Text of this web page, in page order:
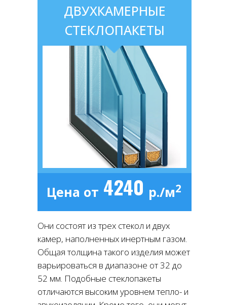
Цена от р./м2
4240
ДВУХКАМЕРНЫЕ
СТЕКЛОПАКЕТЫ
Они состоят из трех стекол и двух
камер, наполненных инертным газом.
Общая толщина такого изделия может
варьироваться в диапазоне от 32 до
52 мм. Подобные стеклопакеты
отличаются высоким уровнем тепло- и